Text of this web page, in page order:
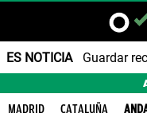
ES NOTICIA Guardar
MADRID CATALUÑA